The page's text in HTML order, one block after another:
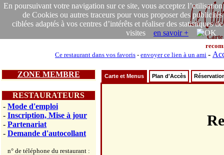
En poursuivant votre navigation sur ce site, vous acceptez l’utilisation
de Cookies ou autres traceurs pour vous proposer des publicités
ciblées adaptés à vos centres d’intérêts et réaliser des statistiques de
visites en savoir +
Carte
Ce restaurant dans vos favoris - envoyer ce lien à un ami -
ZONE MEMBRE
RESTAURATEURS
- Mode d'emploi
- Inscription, Mise à jour
- Partenariat
- Demande d'autocollant
n° de téléphone du restaurant :
Carte et Menus Plan d'Accès